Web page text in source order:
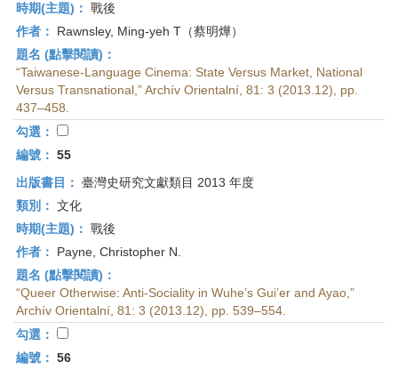
時期(主題)： 戰後
作者：
Rawnsley, Ming-yeh T（蔡明燁）
題名 (點擊閱讀)：
“Taiwanese-Language Cinema: State Versus Market, National
Versus Transnational,” Archív Orientalní, 81: 3 (2013.12), pp.
437–458.
勾選：
編號： 55
出版書目： 臺灣史研究文獻類目 2013 年度
類別： 文化
時期(主題)： 戰後
作者：
Payne, Christopher N.
題名 (點擊閱讀)：
“Queer Otherwise: Anti-Sociality in Wuhe’s Gui’er and Ayao,”
Archív Orientalní, 81: 3 (2013.12), pp. 539–554.
勾選：
編號： 56